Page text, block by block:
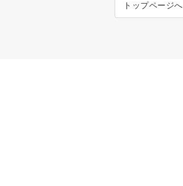
トップページへ